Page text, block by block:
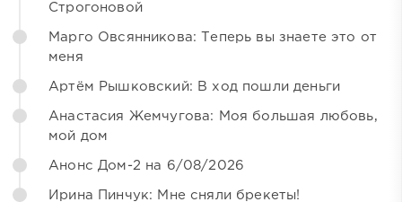
Строгоновой
Марго Овсянникова: Теперь вы знаете это от
меня
Артём Рышковский: В ход пошли деньги
Анастасия Жемчугова: Моя большая любовь,
мой дом
Анонс Дом-2 на 6/08/2026
Ирина Пинчук: Мне сняли брекеты!